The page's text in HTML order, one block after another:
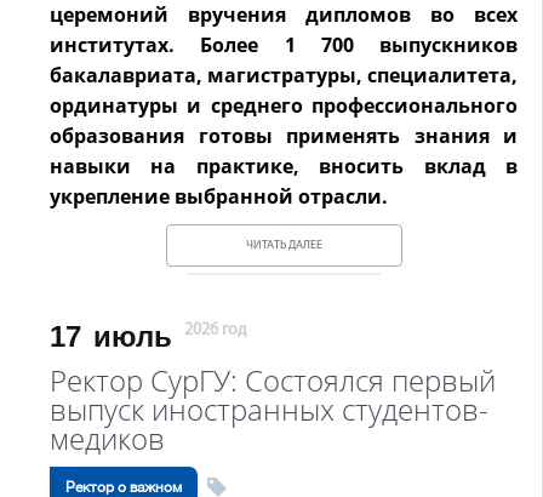
церемоний вручения дипломов во всех
институтах. Более 1 700 выпускников
бакалавриата, магистратуры, специалитета,
ординатуры и среднего профессионального
образования готовы применять знания и
навыки на практике, вносить вклад в
укрепление выбранной отрасли.
ЧИТАТЬ ДАЛЕЕ
17 июль 2026 год
Ректор СурГУ: Состоялся первый
выпуск иностранных студентов-
медиков
Ректор о важном